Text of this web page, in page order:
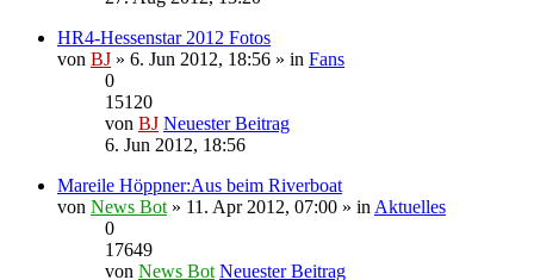
HR4-Hessenstar 2012 Fotos
von BJ » 6. Jun 2012, 18:56 » in Fans
0
15120
von BJ Neuester Beitrag
6. Jun 2012, 18:56
Mareile Höppner:Aus beim Riverboat
von News Bot » 11. Apr 2012, 07:00 » in Aktuelles
0
17649
von News Bot Neuester Beitrag